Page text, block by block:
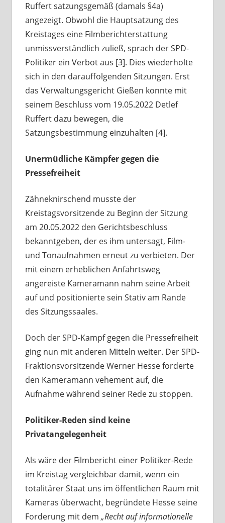
Ruffert satzungsgemäß (damals §4a)
angezeigt. Obwohl die Hauptsatzung des
Kreistages eine Filmberichterstattung
unmissverständlich zuließ, sprach der SPD-
Politiker ein Verbot aus [3]. Dies wiederholte
sich in den darauffolgenden Sitzungen. Erst
das Verwaltungsgericht Gießen konnte mit
seinem Beschluss vom 19.05.2022 Detlef
Ruffert dazu bewegen, die
Satzungsbestimmung einzuhalten [4].
Unermüdliche Kämpfer gegen die
Pressefreiheit
Zähneknirschend musste der
Kreistagsvorsitzende zu Beginn der Sitzung
am 20.05.2022 den Gerichtsbeschluss
bekanntgeben, der es ihm untersagt, Film-
und Tonaufnahmen erneut zu verbieten. Der
mit einem erheblichen Anfahrtsweg
angereiste Kameramann nahm seine Arbeit
auf und positionierte sein Stativ am Rande
des Sitzungssaales.
Doch der SPD-Kampf gegen die Pressefreiheit
ging nun mit anderen Mitteln weiter. Der SPD-
Fraktionsvorsitzende Werner Hesse forderte
den Kameramann vehement auf, die
Aufnahme während seiner Rede zu stoppen.
Politiker-Reden sind keine
Privatangelegenheit
Als wäre der Filmbericht einer Politiker-Rede
im Kreistag vergleichbar damit, wenn ein
totalitärer Staat uns im öffentlichen Raum mit
Kameras überwacht, begründete Hesse seine
Forderung mit dem„Recht auf informationelle